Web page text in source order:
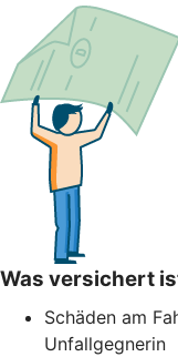
Was versichert
Schäden am
Unfallgegnerin